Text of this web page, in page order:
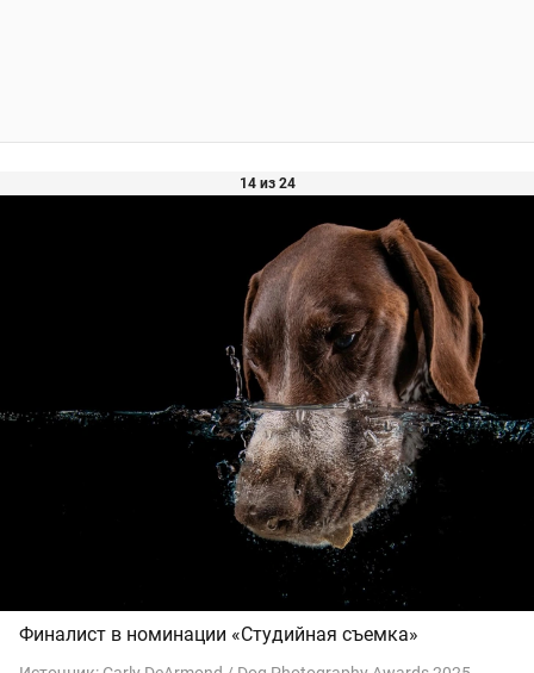
14 из 24
Финалист в номинации «Студийная съемка»